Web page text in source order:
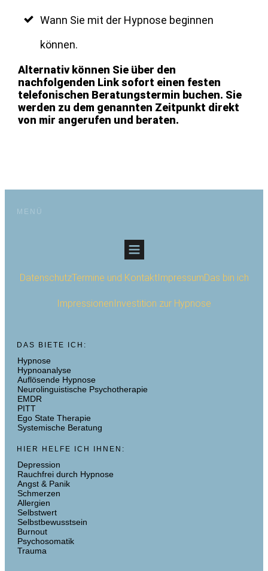
Wann Sie mit der Hypnose beginnen
können.
Alternativ können Sie über den
nachfolgenden Link sofort einen festen
telefonischen Beratungstermin buchen. Sie
werden zu dem genannten Zeitpunkt direkt
von mir angerufen und beraten.
MENÜ
DatenschutzTermine und KontaktImpressumDas bin ich
ImpressionenInvestition zur Hypnose
DAS BIETE ICH:
Hypnose
Hypnoanalyse
Auflösende Hypnose
Neurolinguistische Psychotherapie
EMDR
PITT
Ego State Therapie
Systemische Beratung
HIER HELFE ICH IHNEN:
Depression
Rauchfrei durch Hypnose
Angst & Panik
Schmerzen
Allergien
Selbstwert
Selbstbewusstsein
Burnout
Psychosomatik
Trauma